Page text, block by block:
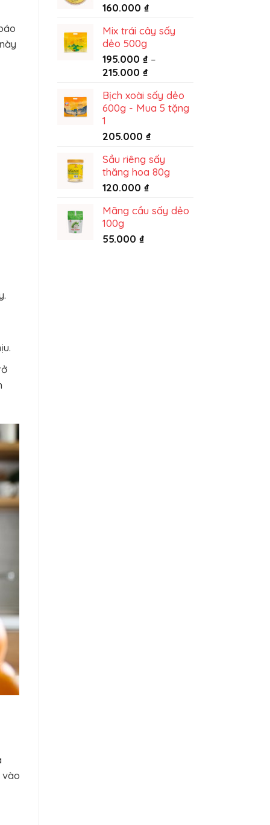
160.000 ₫
Mix trái cây sấy
dẻo 500g
195.000 ₫ –
215.000 ₫Khoảng
từ
195.000 ₫
215.000 ₫
Bịch xoài sấy dẻo
600g - Mua 5 tặng
1
205.000 ₫
Sầu riêng sấy
thăng hoa 80g
120.000 ₫
Mãng cầu sấy dẻo
100g
55.000 ₫